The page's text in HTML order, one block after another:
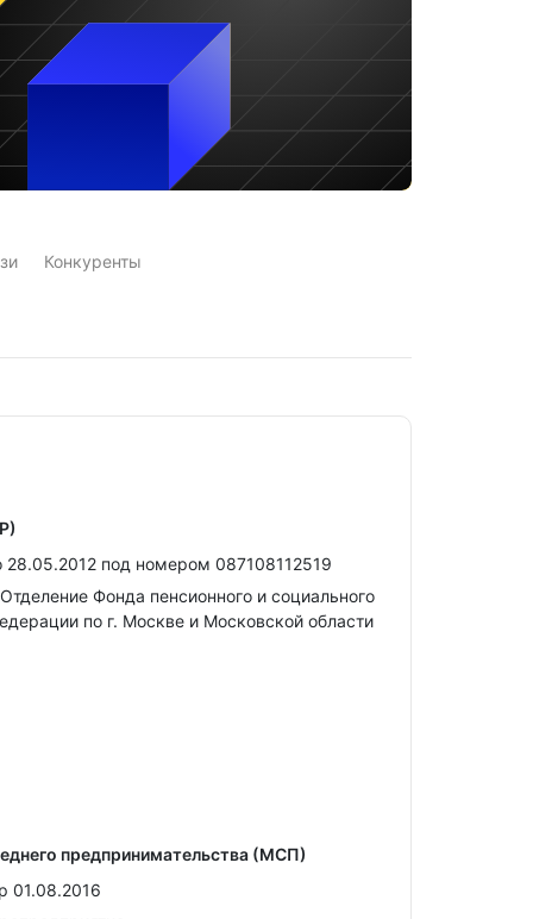
Конкуренты
28.05.2012 под номером 087108112519
Фонда пенсионного и социального
по г. Москве и Московской области
предпринимательства (МСП)
01.08.2016